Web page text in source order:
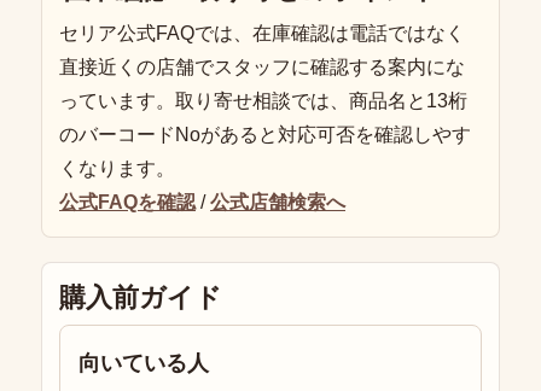
セリア公式FAQでは、在庫確認は電話ではなく
直接近くの店舗でスタッフに確認する案内にな
っています。取り寄せ相談では、商品名と13桁
のバーコードNoがあると対応可否を確認しやす
くなります。
公式FAQを確認 /公式店舗検索へ
購入前ガイド
向いている人